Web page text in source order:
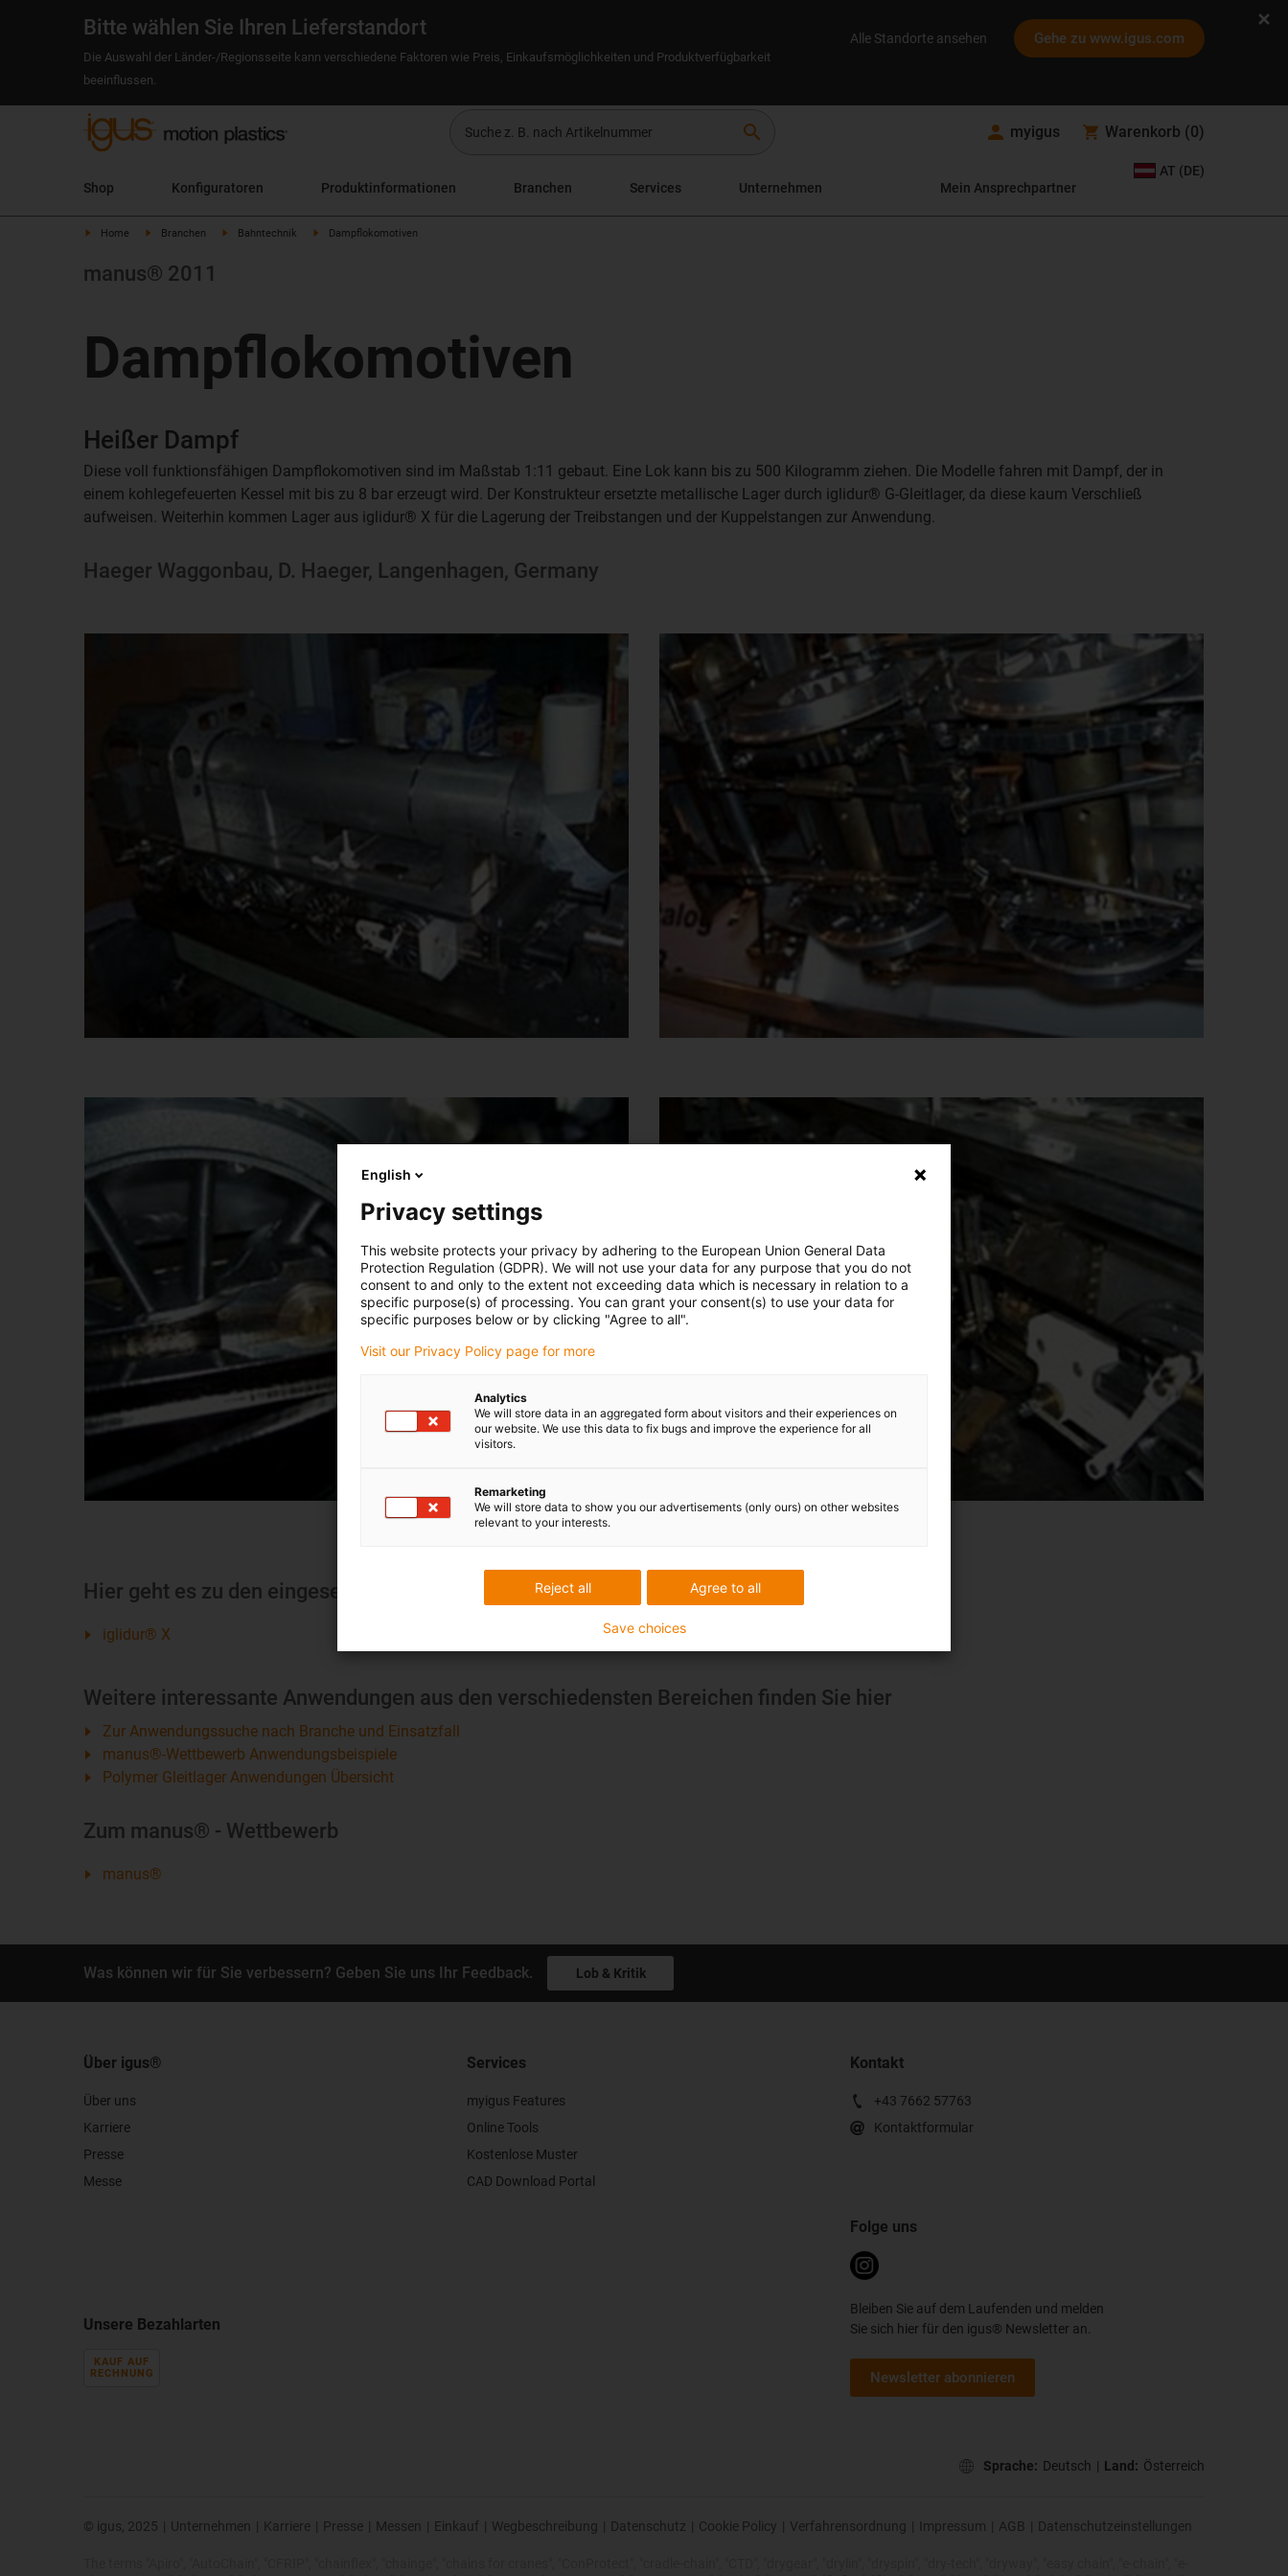
Bitte wählen Sie Ihren Lieferstandort
Die Auswahl der Länder-/Regionsseite kann verschiedene Faktoren wie Preis, Einkaufsmöglichkeiten und Produktverfügbarkeit
beeinflussen.
Alle Standorte ansehen Gehe zu www.igus.com
search myigus Warenkorb (0)
Shop Konfiguratoren Produktinformationen Branchen Services Unternehmen Mein Ansprechpartner
AT (DE)
Home Branchen Bahntechnik Dampflokomotiven
manus® 2011
Dampflokomotiven
Heißer Dampf
Diese voll funktionsfähigen Dampflokomotiven sind im Maßstab 1:11 gebaut. Eine Lok kann bis zu 500 Kilogramm ziehen. Die Modelle fahren mit Dampf, der in
einem kohlegefeuerten Kessel mit bis zu 8 bar erzeugt wird. Der Konstrukteur ersetzte metallische Lager durch iglidur® G-Gleitlager, da diese kaum Verschließ
aufweisen. Weiterhin kommen Lager aus iglidur® X für die Lagerung der Treibstangen und der Kuppelstangen zur Anwendung.
Haeger Waggonbau, D. Haeger, Langenhagen, Germany
Hier geht es zu den eingesetzten Produkten
iglidur® X
Weitere interessante Anwendungen aus den verschiedensten Bereichen finden Sie hier
Zur Anwendungssuche nach Branche und Einsatzfall
manus®-Wettbewerb Anwendungsbeispiele
Polymer Gleitlager Anwendungen Übersicht
Zum manus® - Wettbewerb
manus®
Was können wir für Sie verbessern? Geben Sie uns Ihr Feedback. Lob & Kritik
Über igus®
Über uns
Karriere
Presse
Messe
Services
myigus Features
Online Tools
Kostenlose Muster
CAD Download Portal
Kontakt
+43 7662 57763
Kontaktformular
Unsere Bezahlarten
KAUF AUF
RECHNUNG
Folge uns
Bleiben Sie auf dem Laufenden und melden
Sie sich hier für den igus® Newsletter an.
Newsletter abonnieren
Sprache: Deutsch | Land: Österreich
© igus, 2025 | Unternehmen | Karriere | Presse | Messen | Einkauf | Wegbeschreibung | Datenschutz | Cookie Policy | Verfahrensordnung | Impressum | AGB | Datenschutzeinstellungen
English
Privacy settings
This website protects your privacy by adhering to the European Union General Data
Protection Regulation (GDPR). We will not use your data for any purpose that you do not
consent to and only to the extent not exceeding data which is necessary in relation to a
specific purpose(s) of processing. You can grant your consent(s) to use your data for
specific purposes below or by clicking "Agree to all".
Visit our Privacy Policy page for more
Analytics
We will store data in an aggregated form about visitors and their experiences on
our website. We use this data to fix bugs and improve the experience for all
visitors.
Remarketing
We will store data to show you our advertisements (only ours) on other websites
relevant to your interests.
Agree to all
Reject all
Save choices